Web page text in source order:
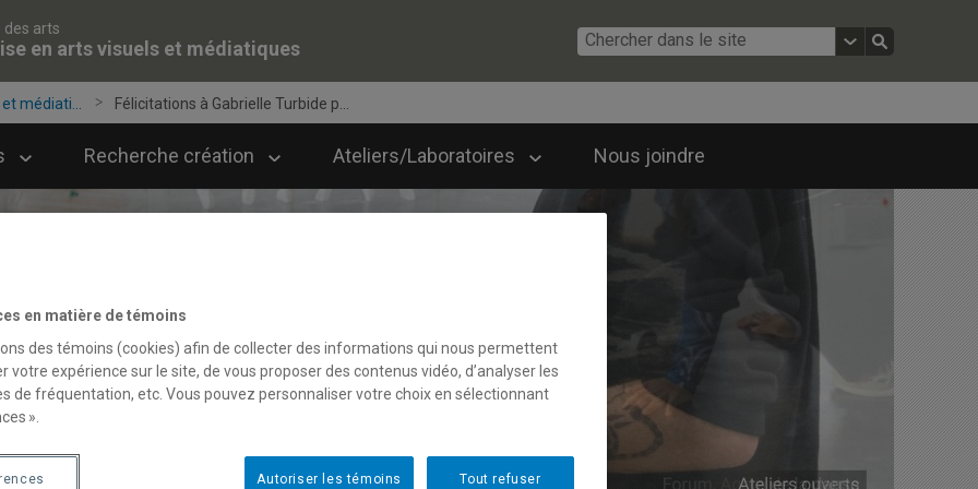
des arts
en arts visuels et médiatiques
médiati... Félicitations à Gabrielle Turbide p...
Recherche création Ateliers/Laboratoires Nous joindre
en matière de témoins
des témoins (cookies) afin de collecter des informations qui nous permettent
votre expérience sur le site, de vous proposer des contenus vidéo, d’analyser les
de fréquentation, etc. Vous pouvez personnaliser votre choix en sélectionnant
».
Tout refuser
Autoriser les témoins